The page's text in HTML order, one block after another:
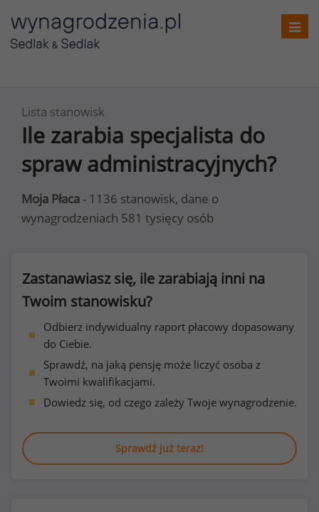
Lista stanowisk
Ile zarabia specjalista do
spraw administracyjnych?
Moja Płaca - 1136 stanowisk, dane o
wynagrodzeniach 581 tysięcy osób
Zastanawiasz się, ile zarabiają inni na
Twoim stanowisku?
Odbierz indywidualny raport płacowy dopasowany
do Ciebie.
Sprawdź, na jaką pensję może liczyć osoba z
Twoimi kwalifikacjami.
Dowiedz się, od czego zależy Twoje wynagrodzenie.
Sprawdź już teraz!